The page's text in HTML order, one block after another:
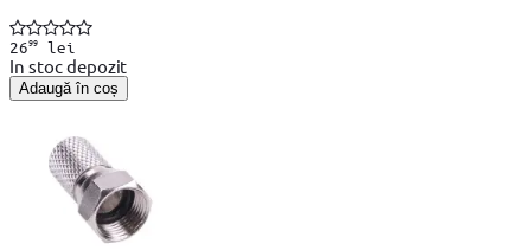
2699lei
In stoc depozit
Adaugă în coș